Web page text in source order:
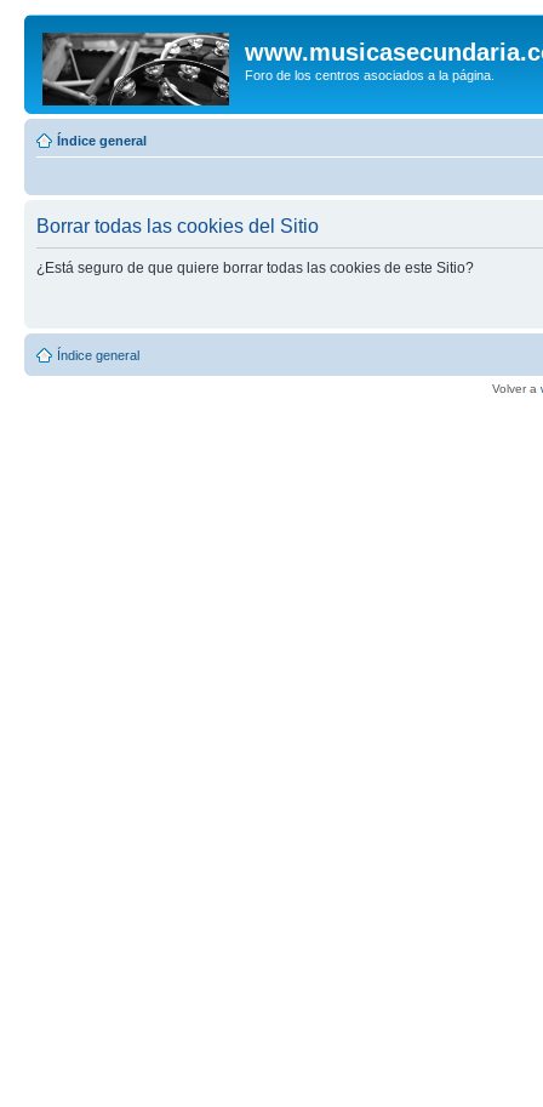
Foro de los centros asociados a la página.
Índice general
Borrar todas las cookies del Sitio
¿Está seguro de que quiere borrar todas las cookies de este Sitio?
Índice general
Volver a